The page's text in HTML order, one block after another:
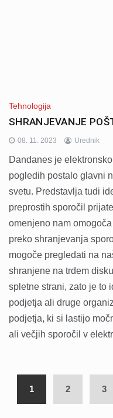
Tehnologija
SHRANJEVANJE
08. 11. 2023 Urednik
Dandanes je
pogledih postalo glavni
svetu. Predstavlja tudi
preprostih sporočil
omenjeno nam omogoča
preko shranjevanja
mogoče pregledati na
shranjene na trdem
spletne strani, zato je to
podjetja ali druge
podjetja, ki si lastijo
ali večjih sporočil v
1 2 3